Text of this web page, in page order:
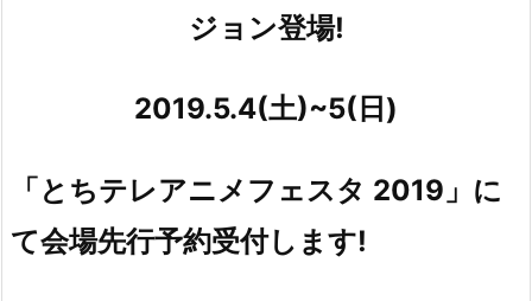
ジョン登場!
2019.5.4(土)~5(日)
「とちテレアニメフェスタ 2019」に
て会場先行予約受付します!